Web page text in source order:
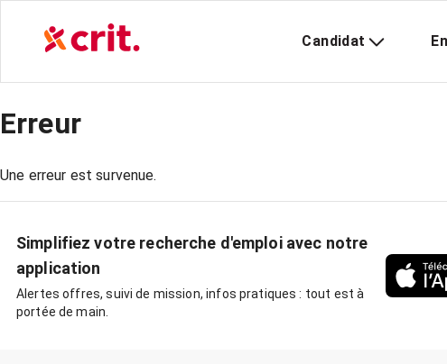
Candidat
Erreur
Une erreur est survenue.
Simplifiez votre recherche d'emploi avec notre
application
Alertes offres, suivi de mission, infos pratiques : tout est à
portée de main.